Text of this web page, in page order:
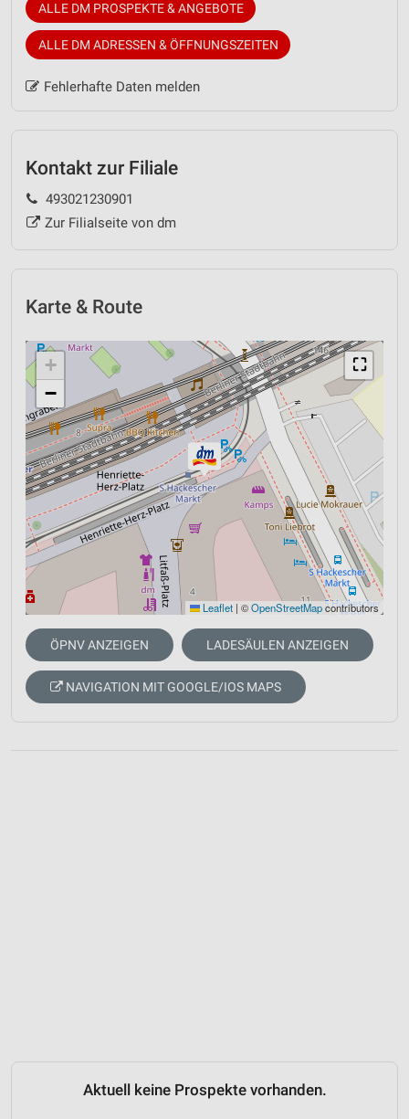
ALLE DM PROSPEKTE & ANGEBOTE
ALLE DM ADRESSEN & ÖFFNUNGSZEITEN
Fehlerhafte Daten melden
Kontakt zur Filiale
493021230901
Zur Filialseite von dm
Karte & Route
⛶
+
−
Leaflet | ©OpenStreetMapcontributors
ÖPNV ANZEIGEN LADESÄULEN ANZEIGEN
NAVIGATION MIT GOOGLE/IOS MAPS
Aktuell keine Prospekte vorhanden.